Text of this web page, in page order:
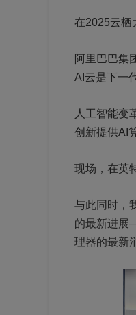
在2025云栖
阿里巴巴集
AI云是下一
人工智能变
创新提供AI
现场，在英
与此同时，
的最新进展
理器的最新